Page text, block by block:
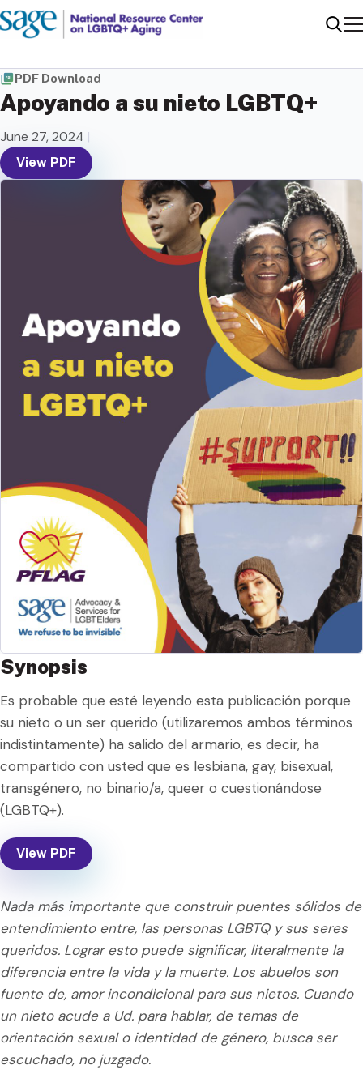
PDF Download
Apoyando a su nieto LGBTQ+
June 27, 2024 |
View PDF
Synopsis
Es probable que esté leyendo esta publicación porque
su nieto o un ser querido (utilizaremos ambos términos
indistintamente) ha salido del armario, es decir, ha
compartido con usted que es lesbiana, gay, bisexual,
transgénero, no binario/a, queer o cuestionándose
(LGBTQ+).
View PDF
Nada más importante que construir puentes sólidos de
entendimiento entre, las personas LGBTQ y sus seres
queridos. Lograr esto puede significar, literalmente la
diferencia entre la vida y la muerte. Los abuelos son
fuente de, amor incondicional para sus nietos. Cuando
un nieto acude a Ud. para hablar, de temas de
orientación sexual o identidad de género, busca ser
escuchado, no juzgado.